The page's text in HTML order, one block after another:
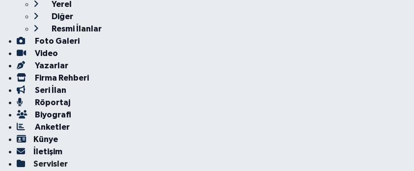
Yerel
Diğer
Resmi İlanlar
Foto Galeri
Video
Yazarlar
Firma Rehberi
Seri İlan
Röportaj
Biyografi
Anketler
Künye
İletişim
Servisler